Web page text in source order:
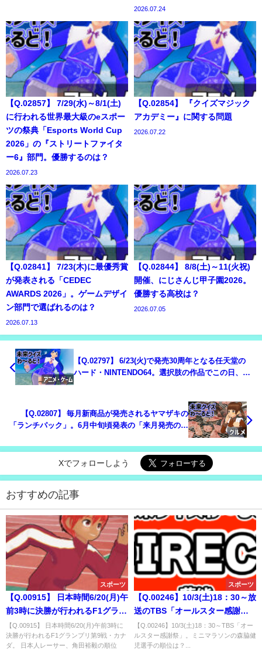
2026.07.24
【Q.02857】 7/29(水)～8/1(土)
に行われる世界最大級のeスポー
ツの祭典「Esports World Cup
2026」の『ストリートファイタ
ー6』部門。優勝するのは？
2026.07.23
【Q.02854】 『クイズマジック
アカデミー』に関する問題
2026.07.22
【Q.02841】 7/23(木)に最優秀賞
が発表される「CEDEC
AWARDS 2026」。ゲームデザイ
ン部門で選ばれるのは？
2026.07.13
【Q.02844】 8/8(土)～11(火祝)
開催、にじさんじ甲子園2026。
優勝する高校は？
2026.07.05
【Q.02797】 6/23(火)で発売30周年となる任天堂の
ハード・NINTENDO64。選択肢の作品でこの日、任
【Q.02807】 毎月新商品が発売されるヤマザキの
「ランチパック」。6月中旬頃発表の「来月発売の新
語は？
Xでフォローしよう
おすすめの記事
スポーツ
【Q.00915】 日本時間6/20(月)午
前3時に決勝が行われるF1グラン
プリ第9戦・カナダ。 日本人レー
サー、角田裕毅の順位は？
【Q.00915】 日本時間6/20(月)午前3時に
決勝が行われるF1グランプリ第9戦・カナ
ダ。 日本人レーサー、角田裕毅の順位
スポーツ
【Q.00246】10/3(土)18：30～放
送のTBS「オールスター感謝
祭」。ミニマラソンの森脇健児
選手の順位は？
【Q.00246】10/3(土)18：30～TBS「オー
ルスター感謝祭」。ミニマラソンの森脇健
児選手の順位は？...